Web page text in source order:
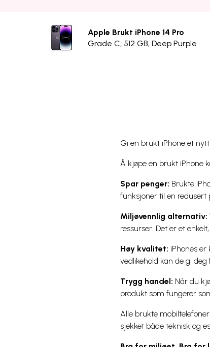
Apple Brukt iPhone 14 Pro
Grade C, 512 GB, Deep Purple
Gi en brukt iPhone et
Å kjøpe en brukt iPhone
Spar penger: Brukte
funksjoner til en redusert
Miljøvennlig alternativ:
ressurser. Det er et
Høy kvalitet: iPhones
vedlikehold kan de gi
Trygg handel: Når du
produkt som fungerer
Alle brukte
sjekket både teknisk og